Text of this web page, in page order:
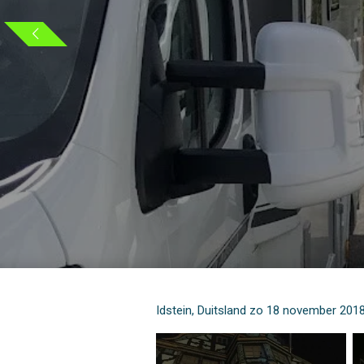
Idstein, Duitsland zo 18 november